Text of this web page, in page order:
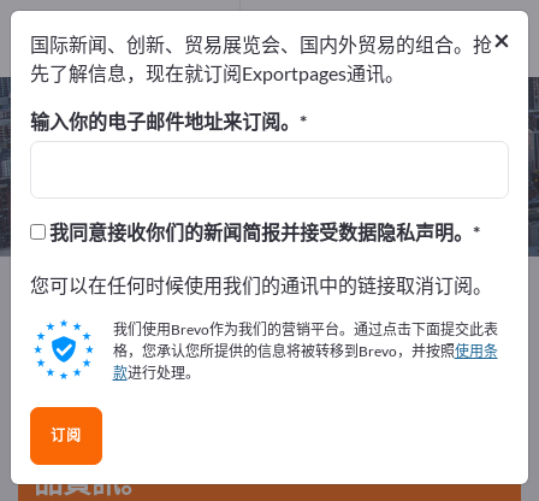
激光加工 – 查找制造商和供应商
9 8 1
制造商8
服务提供商1
Exportpages 商务服务 表面处理 激光加工
在Exportpages免費刊登廣告！
在Exportpages上發布您的公司與產
品資訊。
×
国际新闻、创新、贸易展览会、国内外贸易的组合。抢
先了解信息，现在就订阅Exportpages通讯。
输入你的电子邮件地址来订阅。
我同意接收你们的新闻简报并接受数据隐私声明。
您可以在任何时候使用我们的通讯中的链接取消订阅。
我们使用Brevo作为我们的营销平台。通过点击下面提交此表
格，您承认您所提供的信息将被转移到Brevo，并按照使用条
款进行处理。
订阅